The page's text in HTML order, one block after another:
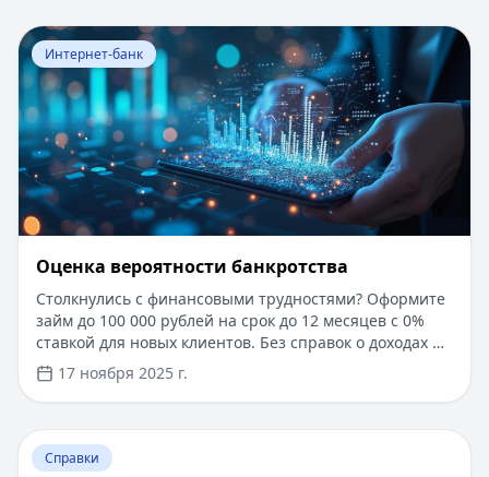
Перейти к статье:Оценка вероятности банкротства
Интернет-банк
Оценка вероятности банкротства
Столкнулись с финансовыми трудностями? Оформите
займ до 100 000 рублей на срок до 12 месяцев с 0%
ставкой для новых клиентов. Без справок о доходах и
документов — решение за 5 минут. Получите деньги
быстро и прозрачно через проверенные сервисы.
17 ноября 2025 г.
Перейти к статье:
Справки